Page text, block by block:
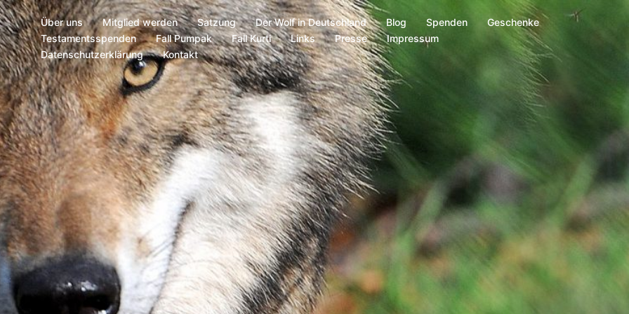
Über uns Mitglied werden Satzung Der Wolf in Deutschland Blog Spenden
Geschenke
Testamentsspenden
Fall Pumpak Fall Kurti Links Presse
Impressum
Datenschutzerklärung
Kontakt